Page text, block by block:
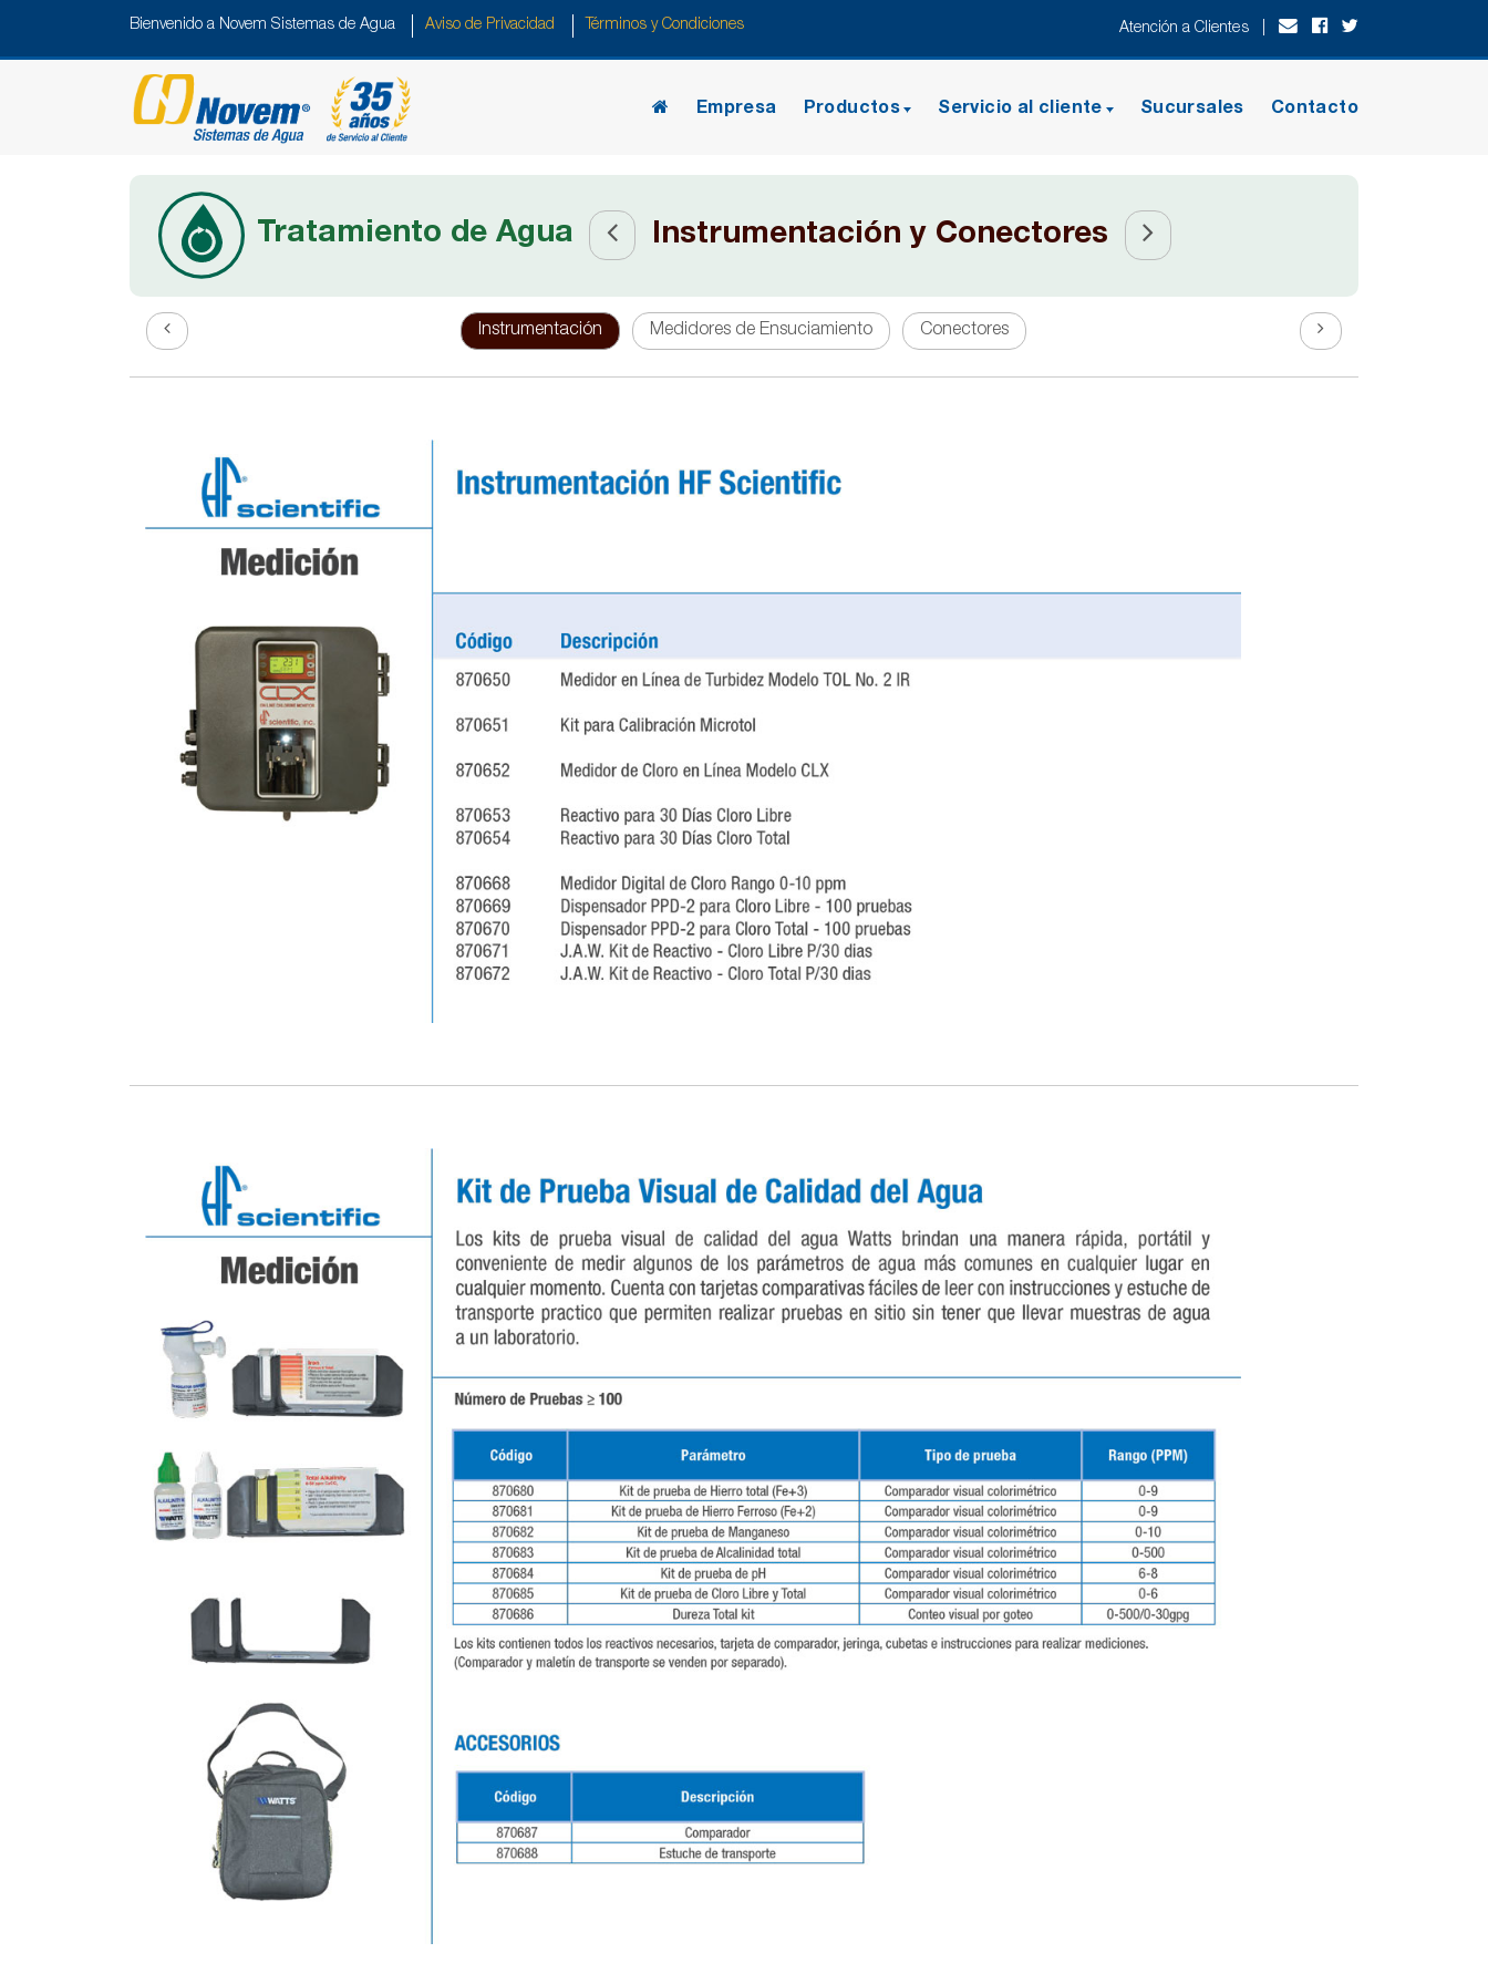
Bienvenido a Novem Sistemas de Agua Aviso de Privacidad Términos y Condiciones Atención a Clientes |
InicioEmpresa Productos Servicio al cliente Sucursales Contacto
Tratamiento de Agua Instrumentación y Conectores
Instrumentación Medidores de Ensuciamiento Conectores